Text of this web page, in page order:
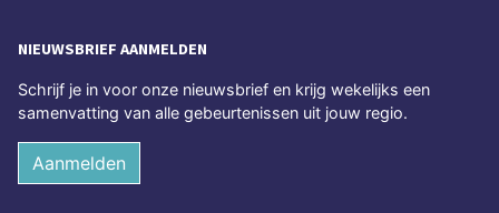
NIEUWSBRIEF AANMELDEN
Schrijf je in voor onze nieuwsbrief en krijg wekelijks een
samenvatting van alle gebeurtenissen uit jouw regio.
Aanmelden